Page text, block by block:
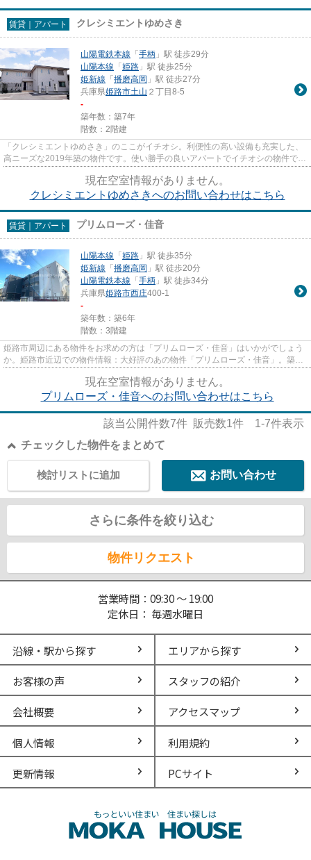
賃貸｜アパート クレシミエントゆめさき
山陽電鉄本線 「手柄 」駅 徒歩29分
山陽本線 「姫路 」駅 徒歩25分
姫新線 「播磨高岡 」駅 徒歩27分
兵庫県姫路市土山 ２丁目8-5
-
築年数：築7年
階数：2階建
「クレシミエントゆめさき」のここがイチオシ。利便性の高い設備も充実した、
高ニーズな2019年築の物件です。使い勝手の良いアパートでイチオシの物件で
す。最上階の物件です。姫路市...
現在空室情報がありません。
クレシミエントゆめさきへのお問い合わせはこちら
賃貸｜アパート プリムローズ・佳音
山陽本線 「姫路 」駅 徒歩35分
姫新線 「播磨高岡 」駅 徒歩20分
山陽電鉄本線 「手柄 」駅 徒歩34分
兵庫県姫路市西庄400-1
-
築年数：築6年
階数：3階建
姫路市周辺にある物件をお求めの方は「プリムローズ・佳音」はいかがでしょう
か。姫路市近辺での物件情報：大好評のあの物件「プリムローズ・佳音」。築6
年のイチオシ物件はこちらです...
現在空室情報がありません。
プリムローズ・佳音へのお問い合わせはこちら
該当公開件数7件 販売数1件 1-7件表示
チェックした物件をまとめて
お問い合わせ
検討リストに追加
さらに条件を絞り込む
物件リクエスト
営業時間：09:30 ～ 19:00
定休日： 毎週水曜日
沿線・駅から探す エリアから探す
お客様の声 スタッフの紹介
会社概要 アクセスマップ
個人情報 利用規約
更新情報 PCサイト